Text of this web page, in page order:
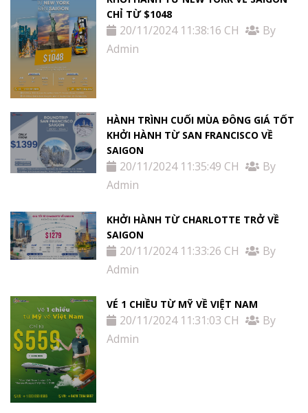
CHỈ TỪ $1048
20/11/2024 11:38:16 CH
By
Admin
HÀNH TRÌNH CUỐI MÙA ĐÔNG GIÁ TỐT
KHỞI HÀNH TỪ SAN FRANCISCO VỀ
SAIGON
20/11/2024 11:35:49 CH
By
Admin
KHỞI HÀNH TỪ CHARLOTTE TRỞ VỀ
SAIGON
20/11/2024 11:33:26 CH
By
Admin
VÉ 1 CHIỀU TỪ MỸ VỀ VIỆT NAM
20/11/2024 11:31:03 CH
By
Admin